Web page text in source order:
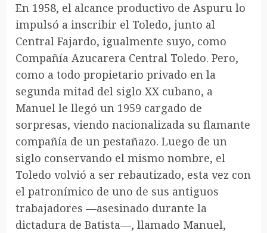
En 1958, el alcance productivo de Aspuru lo
impulsó a inscribir el Toledo, junto al
Central Fajardo, igualmente suyo, como
Compañía Azucarera Central Toledo. Pero,
como a todo propietario privado en la
segunda mitad del siglo XX cubano, a
Manuel le llegó un 1959 cargado de
sorpresas, viendo nacionalizada su flamante
compañía de un pestañazo. Luego de un
siglo conservando el mismo nombre, el
Toledo volvió a ser rebautizado, esta vez con
el patronímico de uno de sus antiguos
trabajadores —asesinado durante la
dictadura de Batista—, llamado Manuel,